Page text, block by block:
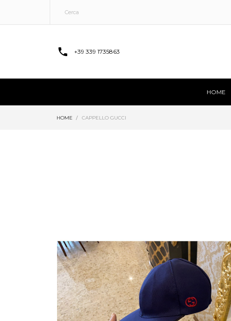
 +39 339 1735863
HOME
HOME CAPPELLO GUCCI